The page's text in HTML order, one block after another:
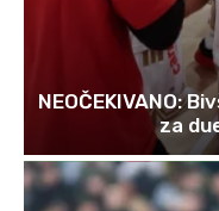
NEOČEKIVANO:
za